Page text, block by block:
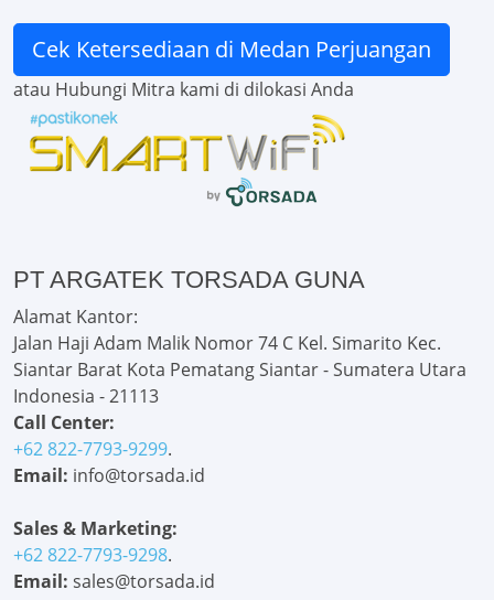
Cek Ketersediaan di Medan Perjuangan
atau Hubungi Mitra kami di dilokasi Anda
PT ARGATEK TORSADA GUNA
Alamat Kantor:
Jalan Haji Adam Malik Nomor 74 C Kel. Simarito Kec.
Siantar Barat Kota Pematang Siantar - Sumatera Utara
Indonesia - 21113
Call Center:
+62 822-7793-9299.
Email: info@torsada.id
Sales & Marketing:
+62 822-7793-9298.
Email: sales@torsada.id